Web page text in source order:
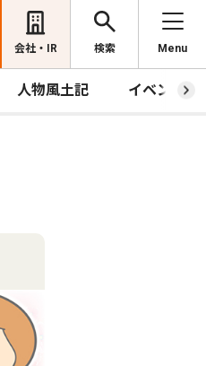
会社・IR 検索 Menu
人物風土記 イベント